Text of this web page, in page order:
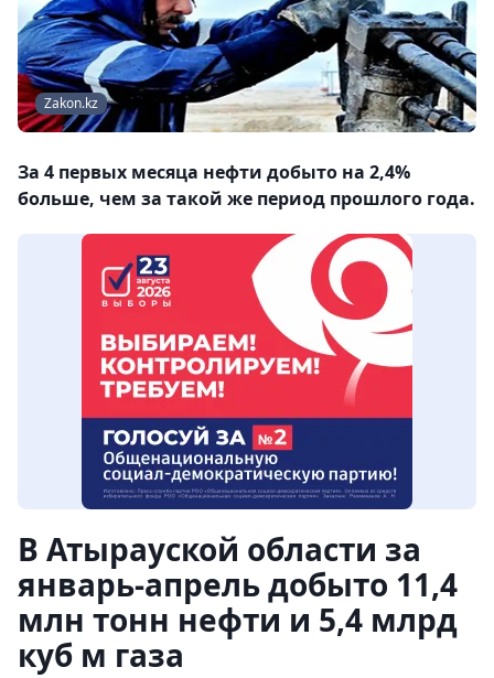
Zakon.kz
За 4 первых месяца нефти добыто на 2,4%
больше, чем за такой же период прошлого года.
В Атырауской области за
январь-апрель добыто 11,4
млн тонн нефти и 5,4 млрд
куб м газа